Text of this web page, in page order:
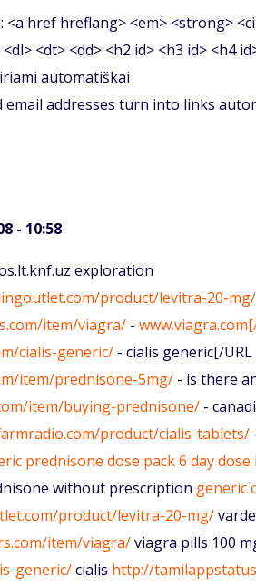
<a href hreflang> <em> <strong>
<dt> <dd> <h2 id> <h3 id> <h4
automatiškai
email addresses turn into links
- 10:58
exploration
product/levitra-20-mg/
item/viagra/ -
cialis-generic/ - cialis generic[/URL
item/prednisone-5mg/ - is there
item/buying-prednisone/ -
product/cialis-tablets/
prednisone dose pack 6 day
without prescription generic
product/levitra-20-mg/
item/viagra/viagra pills 100
generic/cialis http://